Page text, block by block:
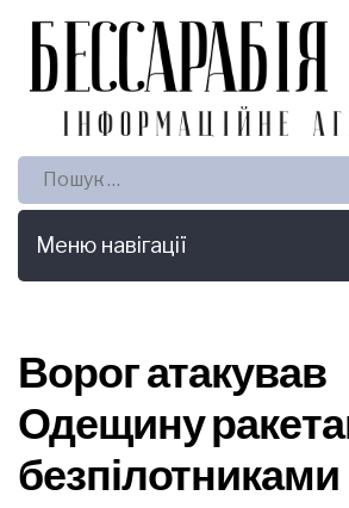
Пошук:
Меню навігації
Ворог атакував
Одещину
безпілотниками